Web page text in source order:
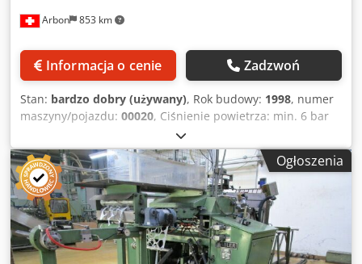
Arbon 853 km
Informacja o cenie Zadzwoń
Stan: bardzo dobry (używany), Rok budowy: 1998, numer
maszyny/pojazdu: 00020, Ciśnienie powietrza: min. 6 bar
Csdeupi Aqjpfx Apbjha Maksymalny rozmiar kosza do
układania wynosi 530x300 mm
Ogłoszenia